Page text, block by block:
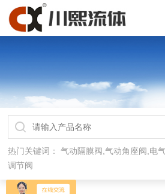
热门关键词：气动隔膜阀,气动角座阀,电
调节阀